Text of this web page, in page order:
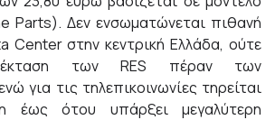
Parts). Δεν ενσωματώνεται πιθανή
Center στην κεντρική Ελλάδα, ούτε
των RES πέραν των
για τις τηλεπικοινωνίες τηρείται
έως ότου υπάρξει μεγαλύτερη